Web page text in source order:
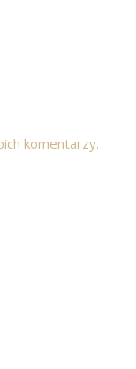
komentarzy.